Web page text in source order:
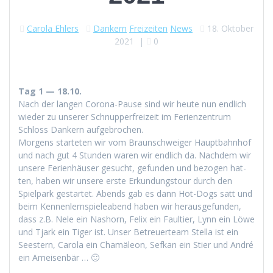
Carola Ehlers Dankern Freizeiten News
18. Oktober
2021
| 0
Tag 1 — 18.10.
Nach der lan­gen Coro­na-Pause sind wir heute nun endlich
wieder zu unser­er Schnup­per­freizeit im Ferien­zen­trum
Schloss Dankern aufgebrochen.
Mor­gens starteten wir vom Braun­schweiger Haupt­bahn­hof
und nach gut 4 Stun­den waren wir endlich da. Nach­dem wir
unsere Ferien­häuser gesucht, gefun­den und bezo­gen hat­
ten, haben wir unsere erste Erkun­dungs­tour durch den
Spiel­park ges­tartet. Abends gab es dann Hot-Dogs satt und
beim Ken­nen­lern­spieleabend haben wir her­aus­ge­fun­den,
dass z.B. Nele ein Nashorn, Felix ein Fault­i­er, Lynn ein Löwe
und Tjark ein Tiger ist. Unser Betreuerteam Stel­la ist ein
Seestern, Car­o­la ein Chamäleon, Sefkan ein Sti­er und André
ein Ameisenbär … 🙂